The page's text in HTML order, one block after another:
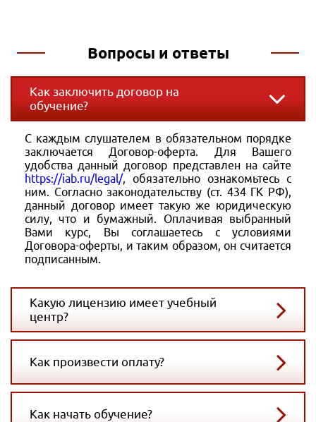
Вопросы и ответы
Как заключить договор на
обучение?
С каждым слушателем в обязательном порядке
заключается Договор-оферта. Для Вашего
удобства данный договор представлен на сайте
https://iab.ru/legal/, обязательно ознакомьтесь с
ним. Согласно законодательству (ст. 434 ГК РФ),
данный договор имеет такую же юридическую
силу, что и бумажный. Оплачивая выбранный
Вами курс, Вы соглашаетесь с условиями
Договора-оферты, и таким образом, он считается
подписанным.
Какую лицензию имеет учебный
центр?
Как произвести оплату?
Как начать обучение?